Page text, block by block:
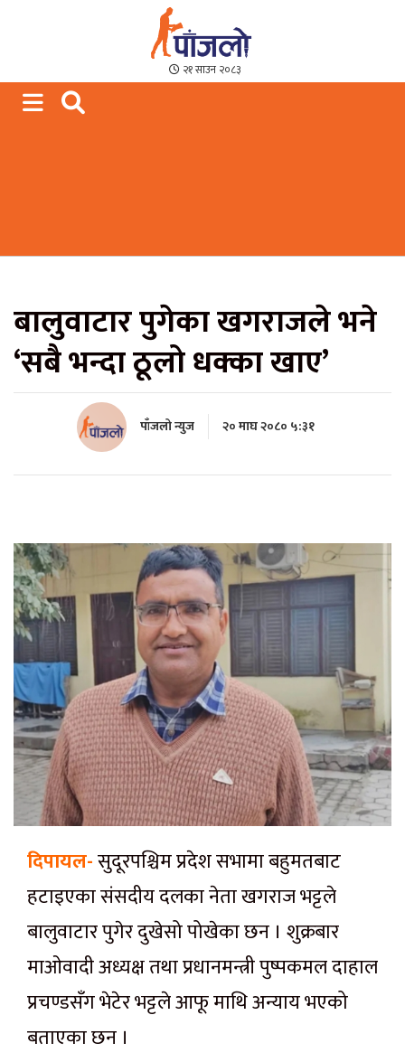
Paajalo News
We are from Far West Nepal
२१ साउन २०८३
बालुवाटार पुगेका खगराजले भने
‘सबै भन्दा ठूलो धक्का खाए’
पाँजलो न्युज २० माघ २०८० ५:३१
दिपायल-सुदूरपश्चिम प्रदेश सभामा बहुमतबाट
हटाइएका संसदीय दलका नेता खगराज भट्टले
बालुवाटार पुगेर दुखेसो पोखेका छन । शुक्रबार
माओवादी अध्यक्ष तथा प्रधानमन्त्री पुष्पकमल दाहाल
प्रचण्डसँग भेटेर भट्टले आफू माथि अन्याय भएको
बताएका छन ।